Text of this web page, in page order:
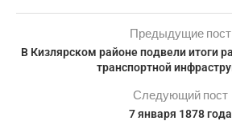
Предыдущие пост
В Кизлярском районе подвели итоги
транспортной
Следующий пост
7 января 1878 года